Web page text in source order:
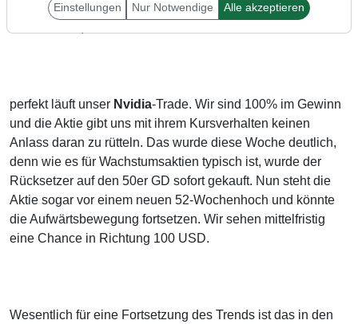
perfekt läuft unser Nvidia-Trade. Wir sind 100% im Gewinn
und die Aktie gibt uns mit ihrem Kursverhalten keinen
Anlass daran zu rütteln. Das wurde diese Woche deutlich,
denn wie es für Wachstumsaktien typisch ist, wurde der
Rücksetzer auf den 50er GD sofort gekauft. Nun steht die
Aktie sogar vor einem neuen 52-Wochenhoch und könnte
die Aufwärtsbewegung fortsetzen. Wir sehen mittelfristig
eine Chance in Richtung 100 USD.
Wesentlich für eine Fortsetzung des Trends ist das in den
Einstellungen Nur Notwendige Alle akzeptieren